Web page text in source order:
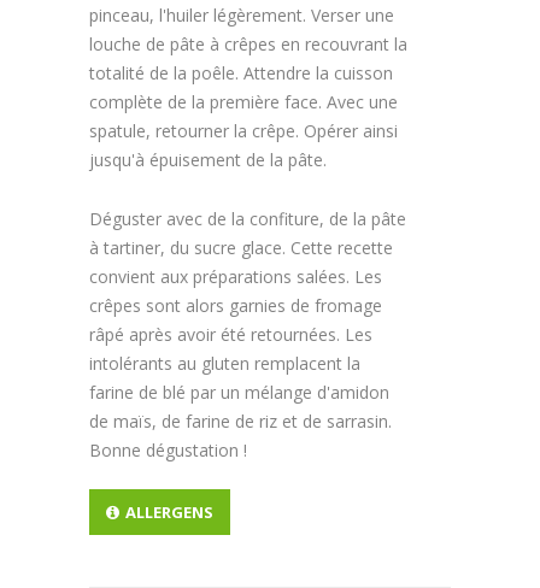
pinceau, l'huiler légèrement. Verser une
louche de pâte à crêpes en recouvrant la
totalité de la poêle. Attendre la cuisson
complète de la première face. Avec une
spatule, retourner la crêpe. Opérer ainsi
jusqu'à épuisement de la pâte.
Déguster avec de la confiture, de la pâte
à tartiner, du sucre glace. Cette recette
convient aux préparations salées. Les
crêpes sont alors garnies de fromage
râpé après avoir été retournées. Les
intolérants au gluten remplacent la
farine de blé par un mélange d'amidon
de maïs, de farine de riz et de sarrasin.
Bonne dégustation !
ALLERGENS